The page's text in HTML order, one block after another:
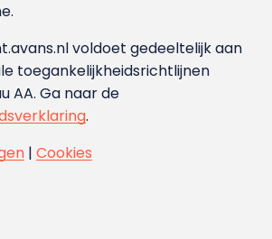
voldoet gedeeltelijk aan
toegankelijkheidsrichtlijnen
AA. Ga naar de
.
| Cookies